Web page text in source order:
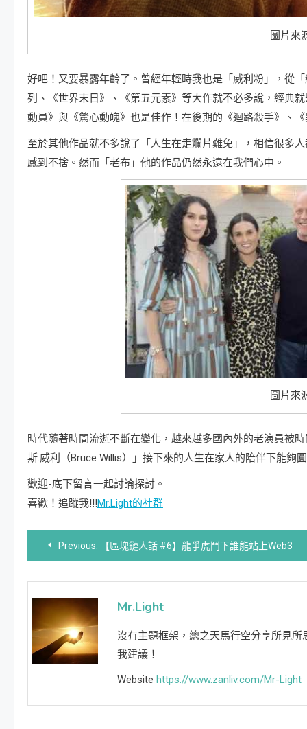
圖片來
好吧！又要暴露年齡了。曾經年輕時我也是「威利粉」，從
列、《世界末日》、《第五元素》等大作就不必多說，經典
動員》與《驚心動魄》也是佳作！在後期的《迴路殺手》、
至於其他作品就不多說了「人生在走爛片難免」，相信很多
感到不捨。然而「老布」他的作品仍然永遠在我們心中。
圖片來
時代隨著時間流逝不斷在變化，越來越多國內外的老演員被
斯.威利（Bruce Willis）」接下來的人生在家人的陪伴下能夠
歡迎-底下留言一起討論探討。
喜歡！追蹤我!!!Mr.Light的社群
章
導
覽
Previous: 【區塊鏈人話 #6】龍爭虎鬥下誰能站上Web3
Mr.Light
沒有主題框架，總之天馬行空分享所見
我建議！
Website https://www.zanliv.com/Mr-Light